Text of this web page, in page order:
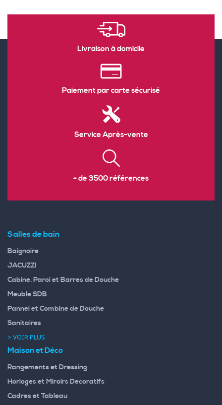
Livraison à domicile
Paiement par carte sécurisé
Service Après-vente
+ de 3500 références
Salles de bain
Baignoire
JACUZZI
Cabine, Paroi et Barres de Douche
Meuble SDB
Pannel et Combine de Douche
Sanitaires
> VOIR PLUS
Maison et Déco
Rangements et Dressing
Horloges et Miroirs Decoratifs
Cadres et Tableau